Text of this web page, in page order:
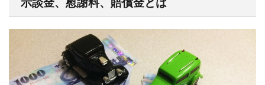
示談金、慰謝料、賠償金とは